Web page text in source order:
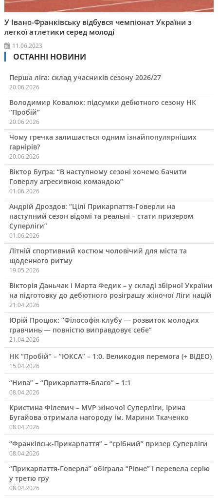
У Івано-Франківську відбувся чемпіонат України з
легкої атлетики серед молоді
11.06.2023
ОСТАННІ НОВИНИ
Перша ліга: склад учасників сезону 2026/27
20.06.2026
Володимир Ковалюк: підсумки дебютного сезону НК
“Пробій”
20.06.2026
Чому гречка залишається одним ізнайпопулярніших
гарнірів?
20.06.2026
Віктор Бугра: “В наступному сезоні хочемо бачити
Говерлу агресивною командою”
01.06.2026
Андрій Дроздов: “Цілі Прикарпаття-Говерли на
наступний сезон відомі та реальні – стати призером
Суперліги”
01.06.2026
Літній спортивний костюм чоловічий для міста та
щоденного ритму
19.05.2026
Вікторія Даньчак і Марта Федик – у складі збірної України
на підготовку до дебютного розіграшу жіночої Ліги націй
21.04.2026
Юрій Процюк: “Філософія клубу — розвиток молодих
гравчинь — повністю виправдовує себе”
21.04.2026
НК “Пробій” – “ЮКСА” – 1:0. Великодня перемога (+ ВІДЕО)
15.04.2026
“Нива” – “Прикарпаття-Благо” – 1:1
08.04.2026
Кристина Філевич – MVP жіночої Суперліги, Ірина
Бугайова отримала нагороду ім. Марини Ткаченко
08.04.2026
“Франківськ-Прикарпаття” – “срібний” призер Суперліги
08.04.2026
“Прикарпаття-Говерла” обіграла “Рівне” і перевела серію
у третю гру
08.04.2026